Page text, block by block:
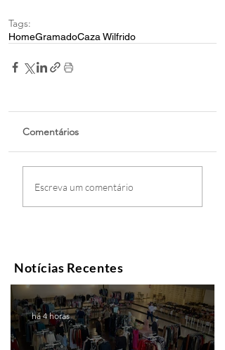
Tags:
HomeGramadoCaza Wilfrido
Comentários
Escreva um comentário
Notícias Recentes
há 4 horas